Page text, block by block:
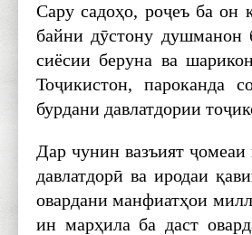
Сару садоҳо, роҷеъ ба он
байни дӯстону
сиёсии беруна ва
Тоҷикистон, пароканда
бурдани давлатдории
Дар чунин вазъият
давлатдорӣ ва иродаи
овардани манфиатҳои
ин марҳила ба даст